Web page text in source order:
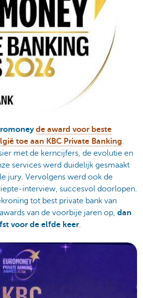
de award voor beste
toe aan KBC Private Banking.
met de kerncijfers, de evolutie en
services werd duidelijk gesmaakt
jury. Vervolgens werd ook de
interview, succesvol doorlopen.
tot best private bank van
van de voorbije jaren op, dan
voor de elfde keer.